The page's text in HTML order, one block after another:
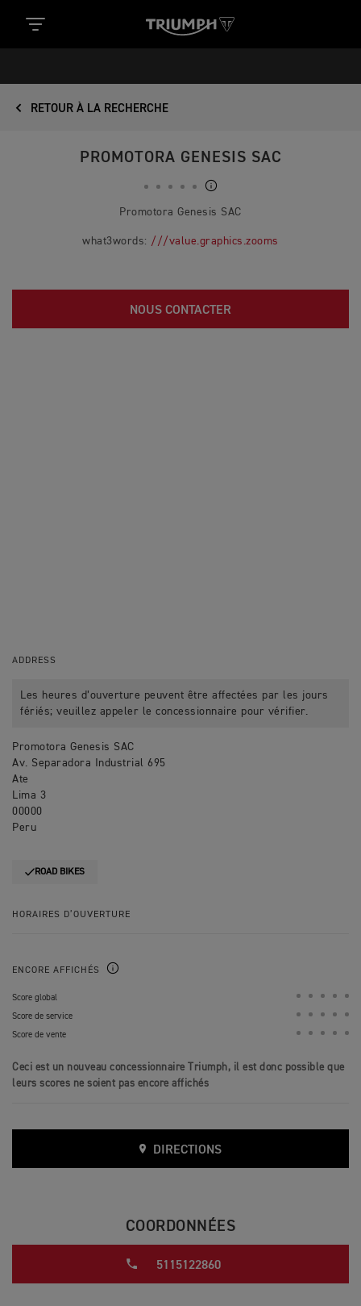
RETOUR À LA RECHERCHE
PROMOTORA GENESIS SAC
Promotora Genesis SAC
what3words: ///value.graphics.zooms
NOUS CONTACTER
ADDRESS
Les heures d’ouverture peuvent être affectées par les jours
fériés; veuillez appeler le concessionnaire pour vérifier.
Promotora Genesis SAC
Av. Separadora Industrial 695
Ate
Lima 3
00000
Peru
ROAD BIKES
HORAIRES D’OUVERTURE
ENCORE AFFICHÉS
Score global
Score de service
Score de vente
Ceci est un nouveau concessionnaire Triumph, il est donc possible que
leurs scores ne soient pas encore affichés
DIRECTIONS
COORDONNÉES
5115122860